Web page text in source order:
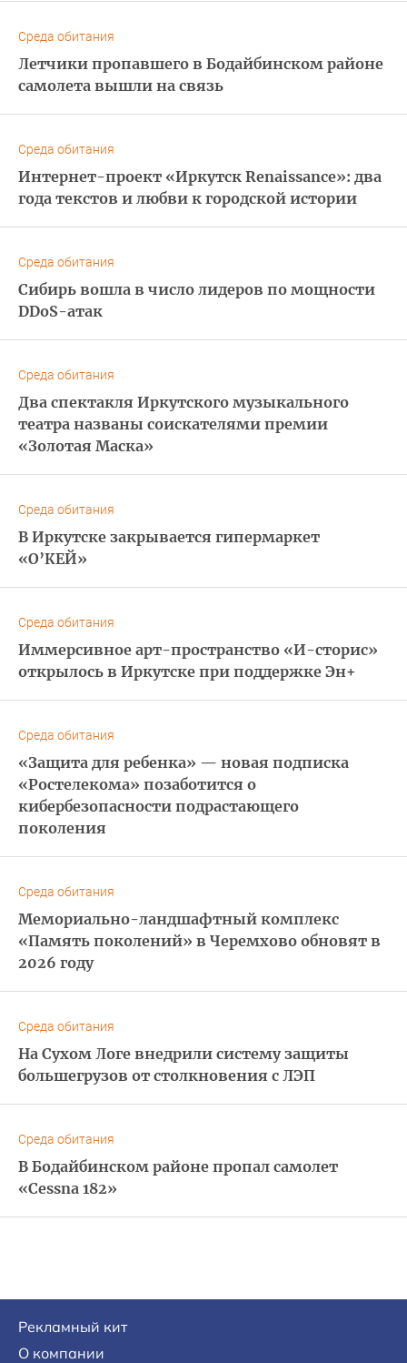
Среда обитания
Летчики пропавшего в Бодайбинском районе
самолета вышли на связь
Среда обитания
Интернет-проект «Иркутск Renaissance»: два
года текстов и любви к городской истории
Среда обитания
Сибирь вошла в число лидеров по мощности
DDoS-атак
Среда обитания
Два спектакля Иркутского музыкального
театра названы соискателями премии
«Золотая Маска»
Среда обитания
В Иркутске закрывается гипермаркет
«О’КЕЙ»
Среда обитания
Иммерсивное арт-пространство «И-сторис»
открылось в Иркутске при поддержке Эн+
Среда обитания
«Защита для ребенка» — новая подписка
«Ростелекома» позаботится о
кибербезопасности подрастающего
поколения
Среда обитания
Мемориально-ландшафтный комплекс
«Память поколений» в Черемхово обновят в
2026 году
Среда обитания
На Сухом Логе внедрили систему защиты
большегрузов от столкновения с ЛЭП
Среда обитания
В Бодайбинском районе пропал самолет
«Cessna 182»
Рекламный кит
О компании